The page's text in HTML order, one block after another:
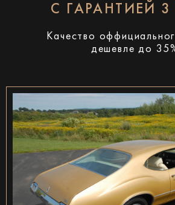
С ГАРАНТИЕЙ
Качество
дешевле до